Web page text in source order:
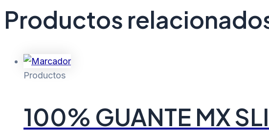
Productos
Productos
100% GUANTE MX